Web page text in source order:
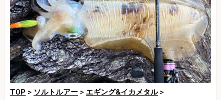
TOP > ソルトルアー > エギング&イカメタル>